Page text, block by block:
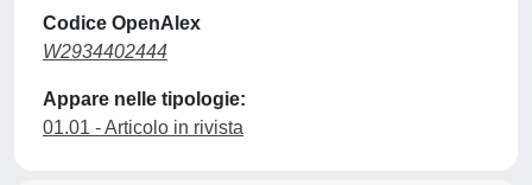
Codice OpenAlex
W2934402444
Appare nelle tipologie:
01.01 - Articolo in rivista